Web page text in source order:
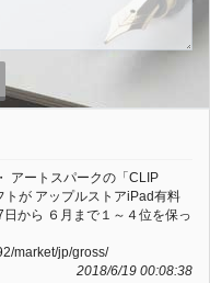
アートスパークの「CLIP
トが アップルストアiPad有料
から ６月まで１～４位を保っ
market/jp/gross/
2018/6/19 00:08:38